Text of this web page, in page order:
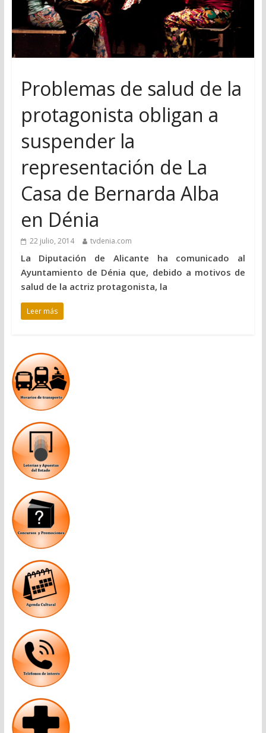
Problemas de salud de la
protagonista obligan a
suspender la
representación de La
Casa de Bernarda Alba
en Dénia
22 julio, 2014 tvdenia.com
La Diputación de Alicante ha comunicado al
Ayuntamiento de Dénia que, debido a motivos de
salud de la actriz protagonista, la
Leer más